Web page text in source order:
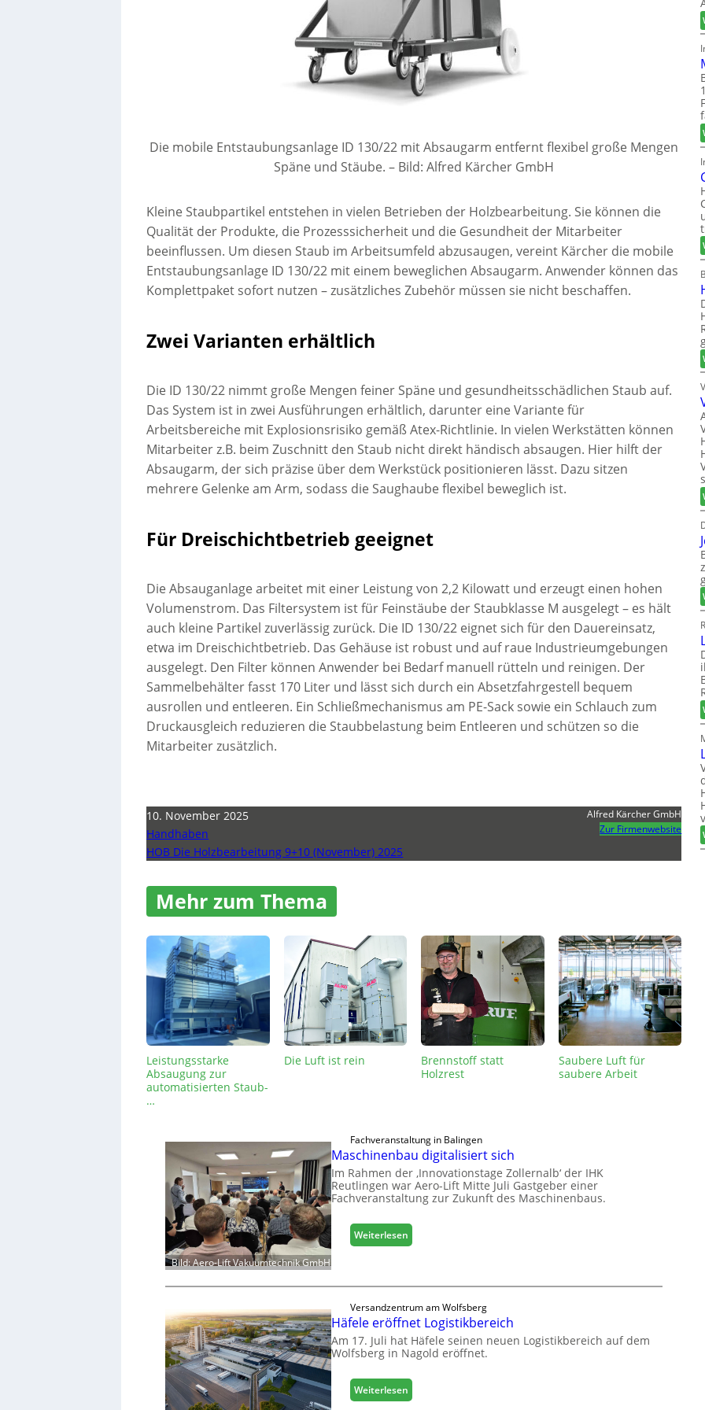
Die mobile Entstaubungsanlage ID 130/22 mit Absaugarm entfernt flexibel große Mengen
Späne und Stäube. – Bild: Alfred Kärcher GmbH
Kleine Staubpartikel entstehen in vielen Betrieben der Holzbearbeitung. Sie können die
Qualität der Produkte, die Prozesssicherheit und die Gesundheit der Mitarbeiter
beeinflussen. Um diesen Staub im Arbeitsumfeld abzusaugen, vereint Kärcher die mobile
Entstaubungsanlage ID 130/22 mit einem beweglichen Absaugarm. Anwender können das
Komplettpaket sofort nutzen – zusätzliches Zubehör müssen sie nicht beschaffen.
Zwei Varianten erhältlich
Die ID 130/22 nimmt große Mengen feiner Späne und gesundheitsschädlichen Staub auf.
Das System ist in zwei Ausführungen erhältlich, darunter eine Variante für
Arbeitsbereiche mit Explosionsrisiko gemäß Atex-Richtlinie. In vielen Werkstätten können
Mitarbeiter z.B. beim Zuschnitt den Staub nicht direkt händisch absaugen. Hier hilft der
Absaugarm, der sich präzise über dem Werkstück positionieren lässt. Dazu sitzen
mehrere Gelenke am Arm, sodass die Saughaube flexibel beweglich ist.
Für Dreischichtbetrieb geeignet
Die Absauganlage arbeitet mit einer Leistung von 2,2 Kilowatt und erzeugt einen hohen
Volumenstrom. Das Filtersystem ist für Feinstäube der Staubklasse M ausgelegt – es hält
auch kleine Partikel zuverlässig zurück. Die ID 130/22 eignet sich für den Dauereinsatz,
etwa im Dreischichtbetrieb. Das Gehäuse ist robust und auf raue Industrieumgebungen
ausgelegt. Den Filter können Anwender bei Bedarf manuell rütteln und reinigen. Der
Sammelbehälter fasst 170 Liter und lässt sich durch ein Absetzfahrgestell bequem
ausrollen und entleeren. Ein Schließmechanismus am PE-Sack sowie ein Schlauch zum
Druckausgleich reduzieren die Staubbelastung beim Entleeren und schützen so die
Mitarbeiter zusätzlich.
10. November 2025
Handhaben
HOB Die Holzbearbeitung 9+10 (November) 2025
Alfred Kärcher GmbH
Zur Firmenwebsite
Mehr zum Thema
Leistungsstarke
Absaugung zur
automatisierten Staub-
…
Die Luft ist rein
Brennstoff statt
Holzrest
Saubere Luft für
saubere Arbeit
Bild: Aero-Lift Vakuumtechnik GmbH
Fachveranstaltung in Balingen
Maschinenbau digitalisiert sich
Im Rahmen der ‚Innovationstage Zollernalb‘ der IHK
Reutlingen war Aero-Lift Mitte Juli Gastgeber einer
Fachveranstaltung zur Zukunft des Maschinenbaus.
Weiterlesen:
M
h
i
n
e
b
a
Versandzentrum am Wolfsberg
Häfele eröffnet Logistikbereich
Am 17. Juli hat Häfele seinen neuen Logistikbereich auf dem
Wolfsberg in Nagold eröffnet.
Weiterlesen:
H